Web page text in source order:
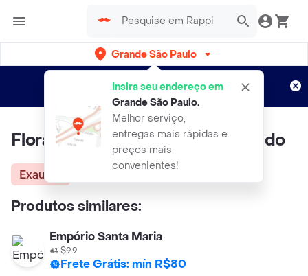
Grande São Paulo
Insira seu endereço em
Grande São Paulo.
Melhor serviço,
entregas mais rápidas e
preços mais
convenientes!
Entregas grátis por 15 dias!
Aplicam T&C
Flora Qualitá Lava Roupas Líquido
Exausta
Produtos similares:
Empório Santa Maria
$9.9
Frete Grátis: mín R$80